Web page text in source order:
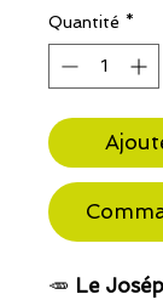
Quantité *
🥕 Le